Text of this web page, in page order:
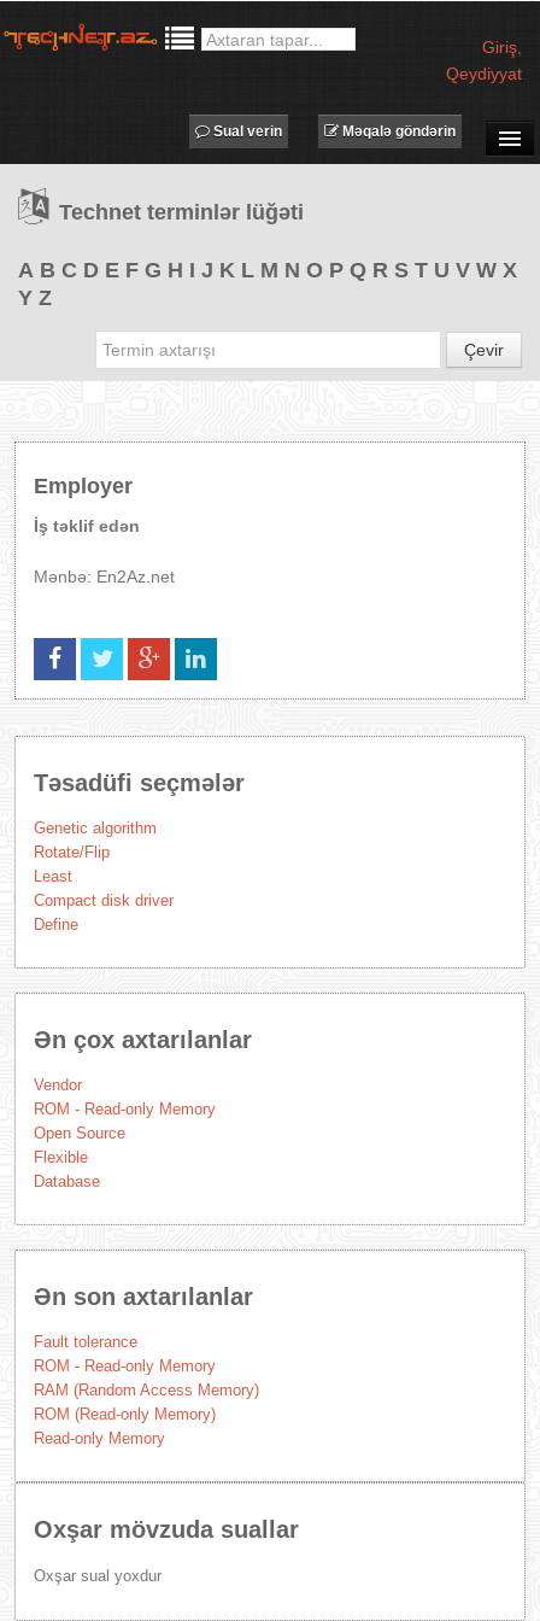
Giriş
Qeydiyyat
TƏDBİRLƏR
PROQRAMLAR
Məqalə göndərin
Sual verin
Technet terminlər lüğəti
A B C D E F G H I J K L M N O P Q R S T U V W X
Y Z
Çevir
Employer
İş təklif edən
Mənbə: En2Az.net
Təsadüfi seçmələr
Genetic algorithm
Rotate/Flip
Least
Compact disk driver
Define
Ən çox axtarılanlar
Vendor
ROM - Read-only Memory
Open Source
Flexible
Database
Ən son axtarılanlar
Fault tolerance
ROM - Read-only Memory
RAM (Random Access Memory)
ROM (Read-only Memory)
Read-only Memory
Oxşar mövzuda suallar
Oxşar sual yoxdur